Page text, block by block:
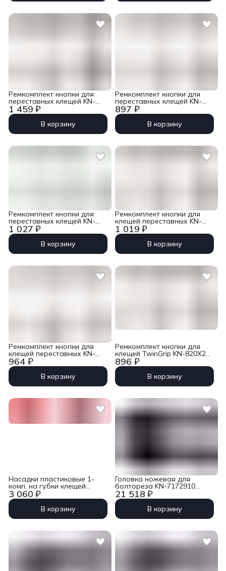
1 459 ₽
Ремкомплект кнопки для
переставных клещей KN-
87XX560 Knipex KN-8709560
В корзину
897 ₽
Ремкомплект кнопки для
переставных клещей KN-
87XX150 Knipex KN-8709150
В корзину
1 027 ₽
Ремкомплект кнопки для
переставных клещей KN-
81/85/86/87/91XX250/300
(кроме KN-872XXXX) Knipex
KN-870901В корзину
1 019 ₽
Ремкомплект кнопки для
клещей переставных KN-
86XX180 Knipex KN-8609180
В корзину
964 ₽
Ремкомплект кнопки для
клещей переставных KN-
86XX150 Knipex KN-8609150
В корзину
896 ₽
Ремкомплект кнопки для
клещей TwinGrip KN-820X200
Knipex KN-82200E01
В корзину
3 060 ₽
Насадки пластиковые 1-
комп. на губки клещей
переставных KN-8111250 /
KN-8113250, 2 пары Knipex
KN-8119250V01
В корзину
21 518 ₽
Головка ножевая для
болтореза KN-7172910
Knipex KN-7179910
В корзину